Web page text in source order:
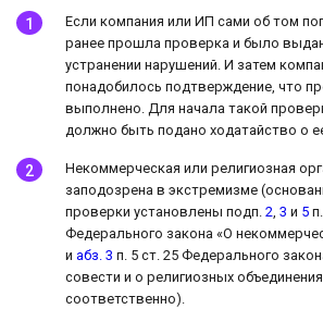
Если компания или ИП сами об том
ранее прошла проверка и было
устранении нарушений. И затем
понадобилось подтверждение, что
выполнено. Для начала такой
должно быть подано ходатайство о
Некоммерческая или религиозная
заподозрена в экстремизме
проверки установлены подп. 2, 3 и 5
Федерального закона «О
и абз. 3 п. 5 ст. 25 Федерального
совести и о религиозных
соответственно).